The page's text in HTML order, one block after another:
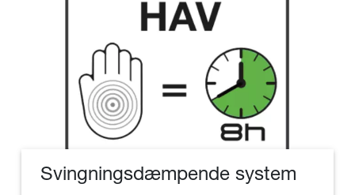
Svingningsdæmpende system